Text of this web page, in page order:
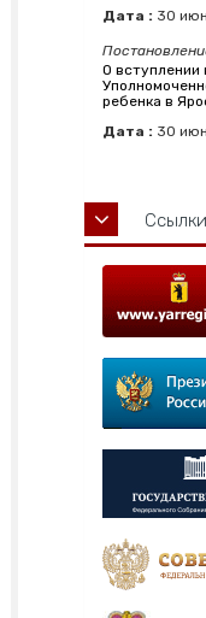
Дата : 30
О вступлении
ребенка в
Дата : 30
Ссылки